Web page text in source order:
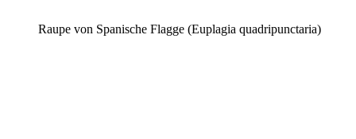
Raupe von Spanische Flagge (Euplagia quadripunctaria)